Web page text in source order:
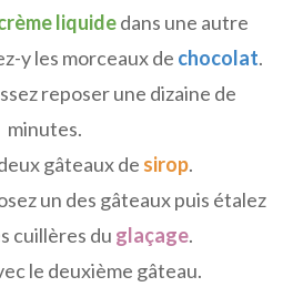
liquidedans une autre
y les morceaux de chocolat.
reposer une dizaine de
minutes.
gâteaux de sirop.
un des gâteaux puis étalez
cuillères du glaçage.
le deuxième gâteau.